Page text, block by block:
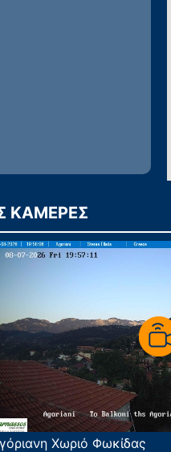
ΚΑΜΕΡΕΣ
Χωριό Φωκίδας